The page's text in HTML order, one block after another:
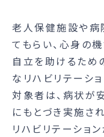
老人保健施設や病
てもらい、心身の
自立を助けるため
なリハビリテーシ
対象者は、病状が
にもとづき実施さ
リハビリテーショ